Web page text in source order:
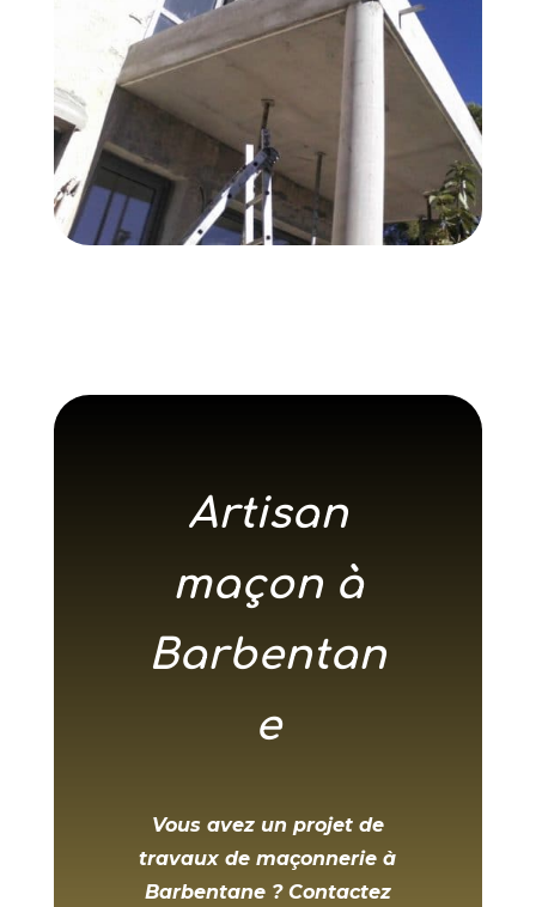
Artisan
maçon à
Barbentan
e
Vous avez un projet de
travaux de maçonnerie à
Barbentane? Contactez